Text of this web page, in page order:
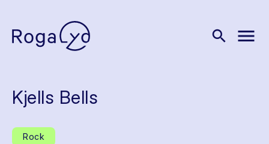
search menu
Kjells Bells
Rock